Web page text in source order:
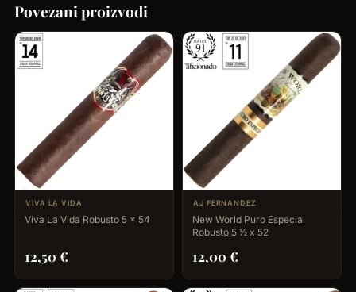
Povezani proizvodi
VIVA LA VIDA
Viva La Vida Robusto 5 x 54
12,50€
AJ FERNANDEZ
New World Puro Especial
Robusto 5 ½ x 52
12,00€